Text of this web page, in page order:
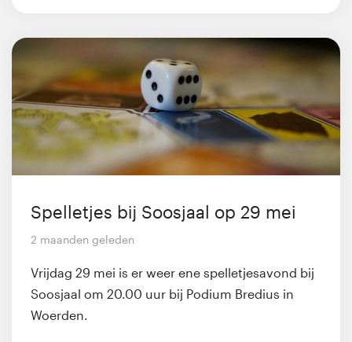
Spelletjes bij Soosjaal op 29 mei
2 maanden geleden
Vrijdag 29 mei is er weer ene spelletjesavond bij
Soosjaal om 20.00 uur bij Podium Bredius in
Woerden.